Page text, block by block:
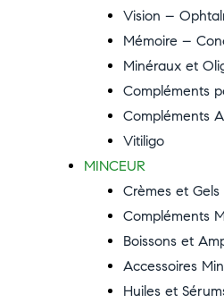
Vision –
Mémoire –
Minéraux et
Compléments
Compléments
Vitiligo
MINCEUR
Crèmes et
Compléments
Boissons et
Accessoires
Huiles et